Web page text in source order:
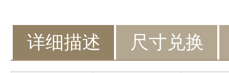
详细描述 尺寸兑换